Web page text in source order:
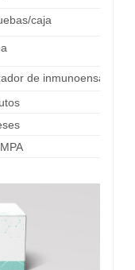
caja
de inmunoensayo